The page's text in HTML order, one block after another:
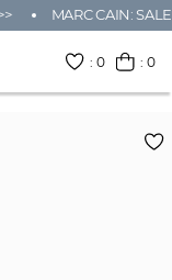
MARC CAIN:
:0 : 0